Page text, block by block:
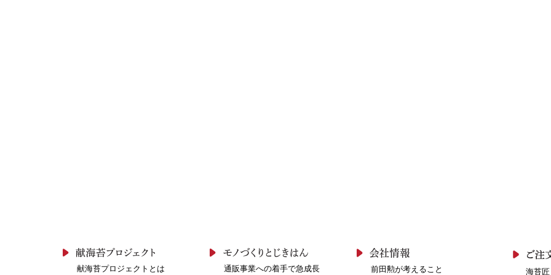
献海苔プロジェクトとは 通販事業への着手で急成長 前田勲が考えること 海苔